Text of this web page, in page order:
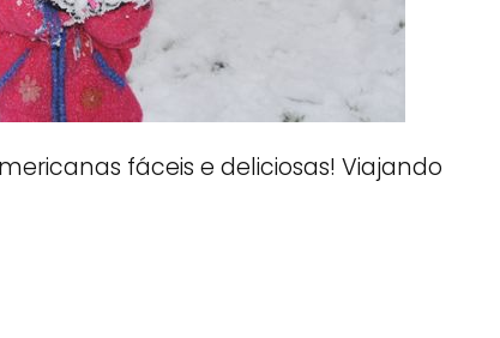
fáceis e deliciosas! Viajando